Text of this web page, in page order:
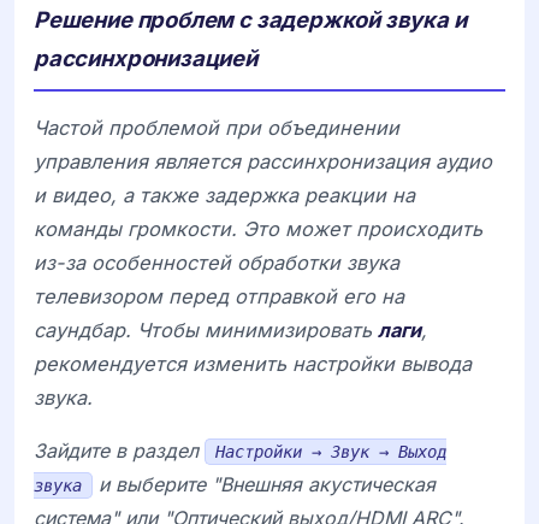
Решение проблем с задержкой звука и
рассинхронизацией
Частой проблемой при объединении
управления является рассинхронизация аудио
и видео, а также задержка реакции на
команды громкости. Это может происходить
из-за особенностей обработки звука
телевизором перед отправкой его на
саундбар. Чтобы минимизировать лаги,
рекомендуется изменить настройки вывода
звука.
Зайдите в раздел
Настройки → Звук → Выход
звука
и выберите "Внешняя акустическая
система" или "Оптический выход/HDMI ARC".